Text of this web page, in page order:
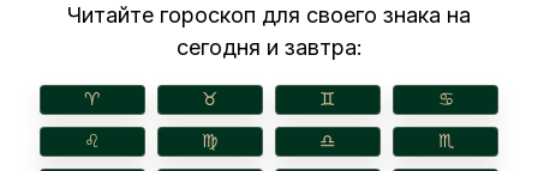
Читайте гороскоп для своего знака на
сегодня и завтра:
♈︎ ♉︎ ♊︎ ♋︎
♌︎ ♍︎ ♎︎ ♏︎